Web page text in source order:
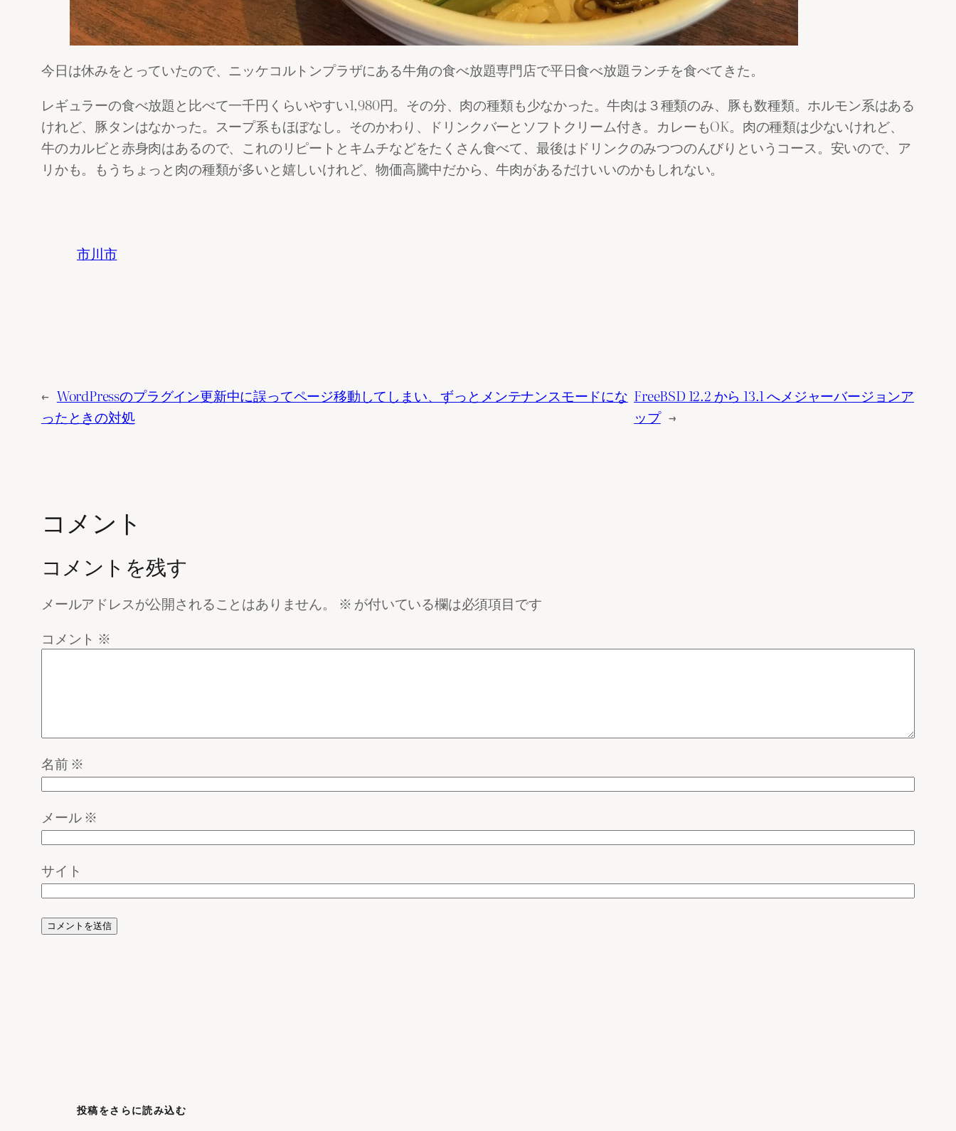
今日は休みをとっていたので、ニッケコルトンプラザにある牛角の食べ放題専門店で平日食べ放題ランチを食べてきた。
レギュラーの食べ放題と比べて一千円くらいやすい1,980円。その分、肉の種類も少なかった。牛肉は３種類のみ、豚も数種類。ホルモン系はある
けれど、豚タンはなかった。スープ系もほぼなし。そのかわり、ドリンクバーとソフトクリーム付き。カレーもOK。肉の種類は少ないけれど、
牛のカルビと赤身肉はあるので、これのリピートとキムチなどをたくさん食べて、最後はドリンクのみつつのんびりというコース。安いので、ア
リかも。もうちょっと肉の種類が多いと嬉しいけれど、物価高騰中だから、牛肉があるだけいいのかもしれない。
市川市
← WordPressのプラグイン更新中に誤ってページ移動してしまい、ずっとメンテナンスモードにな
ったときの対処
FreeBSD 12.2 から 13.1 へメジャーバージョンア
ップ →
コメント
コメントを残す
メールアドレスが公開されることはありません。 ※ が付いている欄は必須項目です
コメント ※
名前※
メール※
サイト
投稿をさらに読み込む